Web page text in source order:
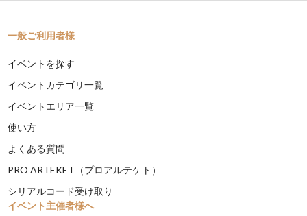
一般ご利用者様
イベントを探す
イベントカテゴリ一覧
イベントエリア一覧
使い方
よくある質問
PRO ARTEKET（プロアルテケト）
シリアルコード受け取り
イベント主催者様へ